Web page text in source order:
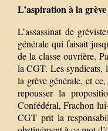
L’aspiration à la
L’assassinat de
générale qui faisait
de la classe ouvrière.
la CGT. Les syndicats,
la grève générale, et
repousser la
Confédéral, Frachon
CGT prit la